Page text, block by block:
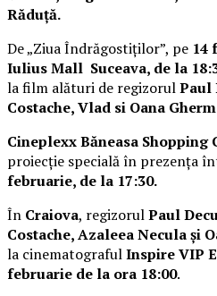
Răduță.
De „Ziua Îndrăgostiților”, pe 14
Iulius Mall Suceava, de la
la film alături de regizorulPaul
Costache, Vlad si Oana
Cineplexx Băneasa Shopping
proiecție specială în prezența
februarie, de la 17:30.
În Craiova, regizorulPaul
Costache, Azaleea Necula și
la cinematografulInspire VIP
februarie de la ora 18:00.